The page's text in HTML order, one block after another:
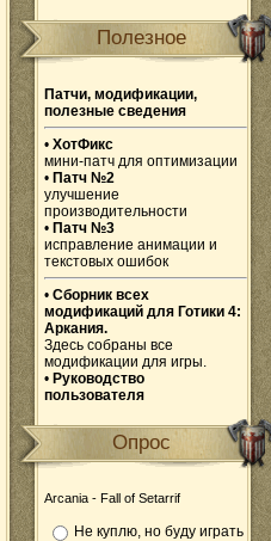
Полезное
Патчи, модификации,
полезные сведения
• ХотФикс
мини-патч для оптимизации
• Патч №2
улучшение
производительности
• Патч №3
исправление анимации и
текстовых ошибок
• Сборник всех
модификаций для Готики 4:
Аркания.
Здесь собраны все
модификации для игры.
• Руководство
пользователя
Опрос
Arcania - Fall of Setarrif
Не куплю, но буду играть